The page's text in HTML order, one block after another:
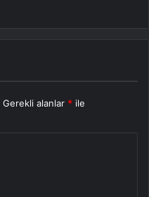
Gerekli alanlar * ile